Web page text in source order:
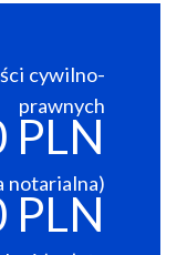
cywilno-
prawnych
PLN
notarialna)
PLN